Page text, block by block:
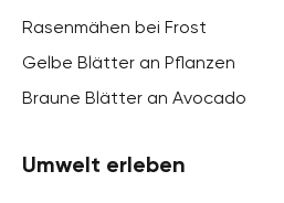
Rasenmähen bei Frost
Gelbe Blätter an Pflanzen
Braune Blätter an Avocado
Umwelt erleben